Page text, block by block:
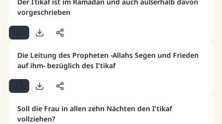
vorgeschrieben
Die Leitung des Propheten -Allahs Segen und Frieden
auf ihm- bezüglich des I'tikaf
Soll die Frau in allen zehn Nächten den I'tikaf
vollziehen?